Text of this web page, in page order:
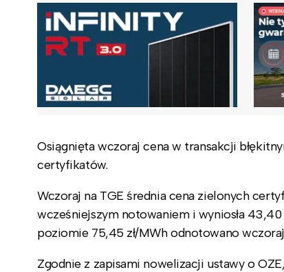
Osiągnięta wczoraj cena w transakcji
certyfikatów.
Wczoraj na TGE średnia cena zielonych
wcześniejszym notowaniem i wyniosła
poziomie 75,45 zł/MWhodnotowano
Zgodnie z zapisami nowelizacji ustawy o